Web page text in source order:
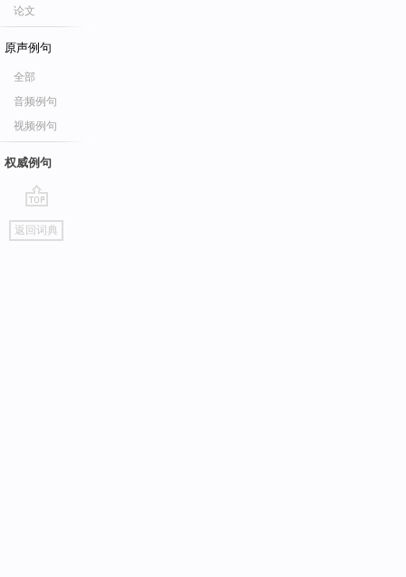
论文
原声例句
全部
音频例句
视频例句
权威例句
go
top
返回词典